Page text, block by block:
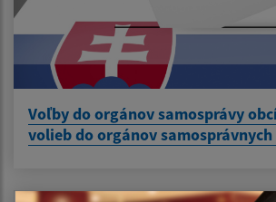
Voľby do orgánov samosprávy
volieb do orgánov